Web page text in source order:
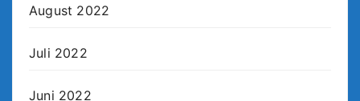
August 2022
Juli 2022
Juni 2022